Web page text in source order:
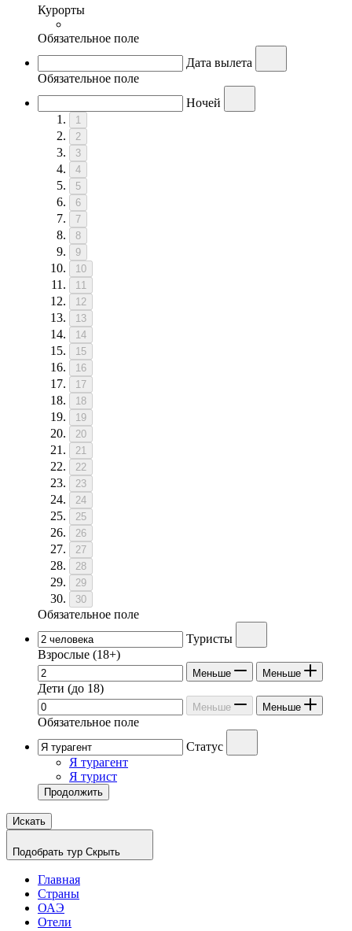
Курорты
Обязательное поле
Дата вылета
Обязательное поле
Ночей
1
2
3
4
5
6
7
8
9
10
11
12
13
14
15
16
17
18
19
20
21
22
23
24
25
26
27
28
29
30
Обязательное поле
Туристы
Взрослые (18+)
Меньше Меньше
Дети (до 18)
Меньше Меньше
Обязательное поле
Статус
Я турагент
Я турист
Продолжить
Искать
Подобрать тур Скрыть
Главная
Страны
ОАЭ
Отели